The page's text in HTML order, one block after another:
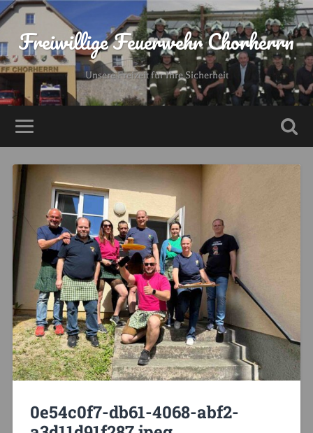
Freiwillige Feuerwehr Chorherrn
Unsere Freizeit für Ihre Sicherheit
0e54c0f7-db61-4068-abf2-